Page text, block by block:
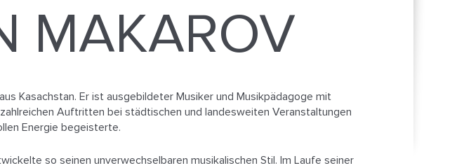
MAKAROV
Kasachstan. Er ist ausgebildeter Musiker und Musikpädagoge mit
Auftritten bei städtischen und landesweiten Veranstaltungen
Energie begeisterte.
so seinen unverwechselbaren musikalischen Stil. Im Laufe seiner